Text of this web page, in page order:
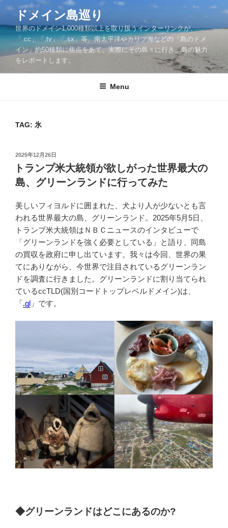
Skip
content
ドメイン島巡り
世界のドメイン1,000種類以上を取り扱うインターリンクが、
「.cc」「.tv」「.sx」等、南太平洋やカリブ海などの「島のドメ
イン」約50種類に焦点をあて、実際にその島々に行き、島の魅力
をレポートします。
Menu
TAG: 氷
POSTED
ON
2025年12月26日
トランプ米大統領が欲しがった世界最大の
島、グリーンランドに行ってみた
美しいフィヨルドに囲まれた、犬より人が少ないとも言
われる世界最大の島、グリーンランド。2025年5月5日、
トランプ米大統領はＮＢＣニュースのインタビューで
「グリーンランドを強く必要としている」と語り、同島
の買収を政府に申し出ています。我々は今回、世界の果
てにありながら、今世界で注目されているグリーンラン
ドを調査に行きました。グリーンランドに割り当てられ
ているccTLD(国別コードトップレベルドメイン)は、
「.gl 」です。
◆グリーンランドはどこにあるのか?